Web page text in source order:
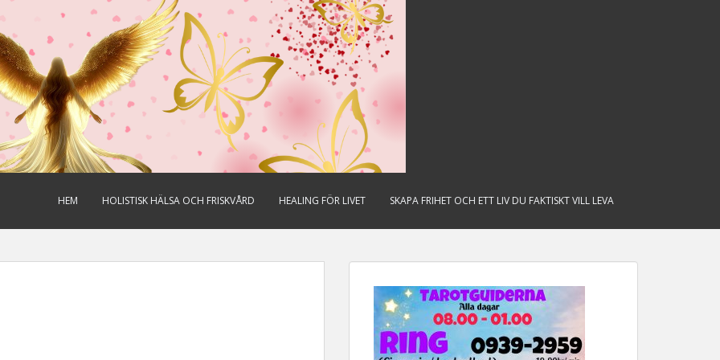
HEM HOLISTISK HÄLSA OCH FRISKVÅRD HEALING FÖR LIVET SKAPA FRIHET OCH ETT LIV DU FAKTISKT VILL LEVA